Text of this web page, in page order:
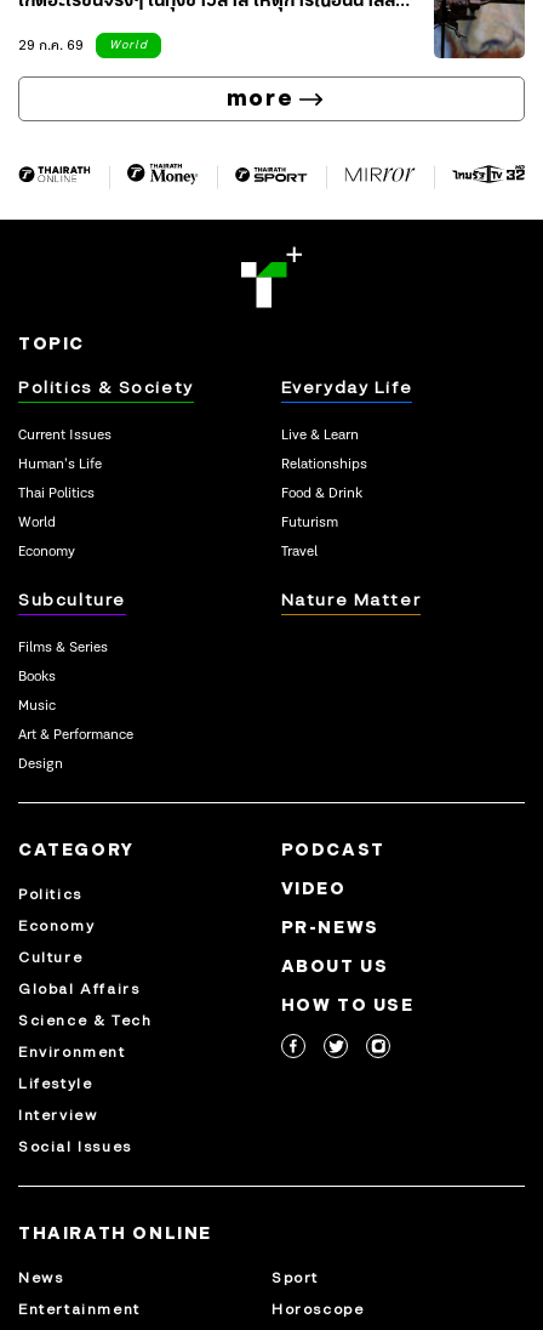
ของศิลปินผู้น่าเศร้า
29 ก.ค. 69 World
more
TOPIC
Politics & Society
Current Issues
Human’s Life
Thai Politics
World
Economy
Everyday Life
Live & Learn
Relationships
Food & Drink
Futurism
Travel
Subculture
Films & Series
Books
Music
Art & Performance
Design
Nature Matter
CATEGORY
Politics
Economy
Culture
Global Affairs
Science & Tech
Environment
Lifestyle
Interview
Social Issues
PODCAST
VIDEO
PR-NEWS
ABOUT US
HOW TO USE
THAIRATH ONLINE
News
Sport
Entertainment
Horoscope